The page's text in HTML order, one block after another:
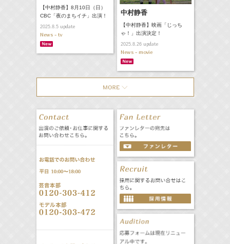
中村静香
【中村静香】映画「じっち
ゃ！」出演決定！
2025.8.26update
News - movie
【中村静香】8月10日（日）
CBC「夜のまちイチ」出演！
2025.8.5update
News - tv